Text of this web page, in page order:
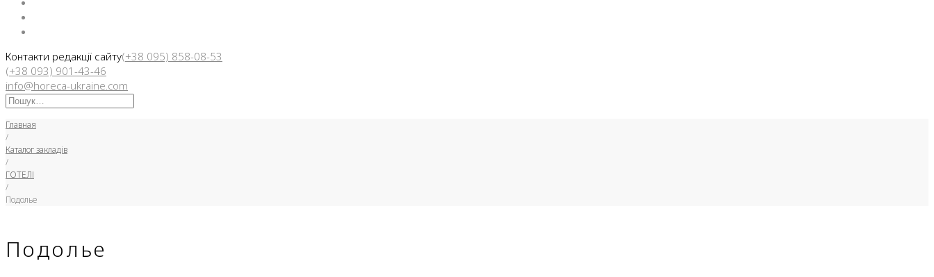
Контакти редакції сайту(+38 095) 858-08-53
(+38 093) 901-43-46
info@horeca-ukraine.com
Искать:
Главная
/
Каталог закладів
/
ГОТЕЛІ
/
Подолье
Подолье